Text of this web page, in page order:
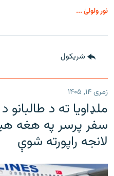
نور ولولئ ...
شريکول
زمری ۱۴, ۱۴۰۵
ملډاویا ته د
سفر پرسر په هغه
لانجه راپورته شوې